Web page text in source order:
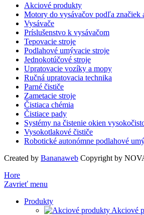
Akciové produkty
Motory do vysávačov podľa značiek
Vysávače
Príslušenstvo k vysávačom
Tepovacie stroje
Podlahové umývacie stroje
Jednokotúčové stroje
Upratovacie vozíky a mopy
Ručná upratovacia technika
Parné čističe
Zametacie stroje
Čistiaca chémia
Čistiace pady
Systémy na čistenie okien
Vysokotlakové čističe
Robotické autonómne podlahové
Created by Bananaweb Copyright by
Hore
Zavrieť menu
Produkty
Akciové